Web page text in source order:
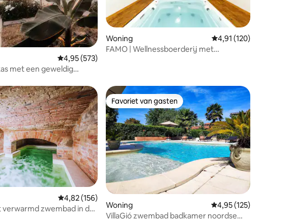
4,99 uit 5, 104 recensies
Gemiddelde beoordeling van 4,95 uit 5, 573 recensies
4,95 (573)
met een geweldig
Woning Gemiddelde
4,91 (120)
FAMO | Wellnessboerderij met
Gemiddelde beoordeling van 4,82 uit 5, 156 recensies
4,82 (156)
verwarmd zwembad in de
Favoriet van gasten
Favoriet van gasten
Woning Gemiddelde
4,95 (125)
VillaGió zwembad badkamer noordse